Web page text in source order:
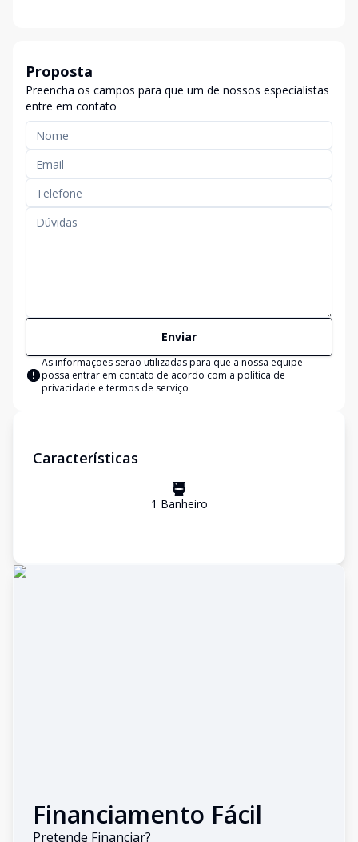
Proposta
Preencha os campos para que um de nossos especialistas
entre em contato
Enviar
As informações serão utilizadas para que a nossa equipe
possa entrar em contato de acordo com a política de
privacidade e termos de serviço
Características
1 Banheiro
Financiamento Fácil
Pretende Financiar?